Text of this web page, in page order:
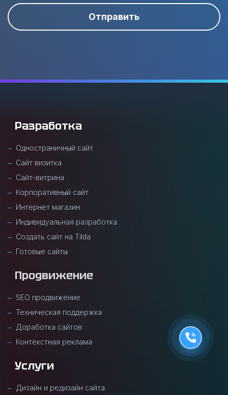
Отправить
Разработка
Одностраничный сайт
Сайт визитка
Сайт-витрина
Корпоративный сайт
Интернет магазин
Индивидуальная разработка
Создать сайт на Tilda
Готовые сайты
Продвижение
SEO продвижение
Техническая поддержка
Доработка сайтов
Контекстная реклама
Услуги
Дизайн и редизайн сайта